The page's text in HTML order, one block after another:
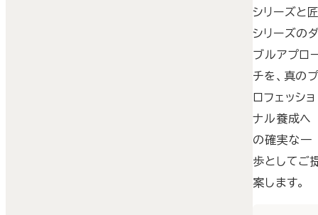
シリーズと
シリーズの
ブルアプロ
チを、真の
ロフェッショ
ナル養成へ
の確実な一
歩としてご
案します。